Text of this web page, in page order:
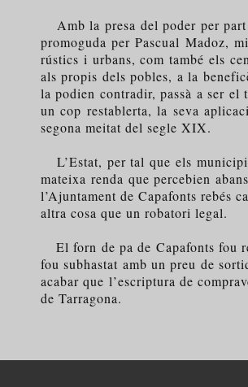
Amb la presa del poder per part
promoguda per Pascual Madoz,
rústics i urbans, com també els
als propis dels pobles, a la
la podien contradir, passà a ser el
un cop restablerta, la seva
segona meitat del segle XIX.
L’Estat, per tal que els
mateixa renda que percebien
l’Ajuntament de Capafonts rebés
altra cosa que un robatori legal.
El forn de pa de Capafonts fou
fou subhastat amb un preu de
acabar que l’escriptura de
de Tarragona.